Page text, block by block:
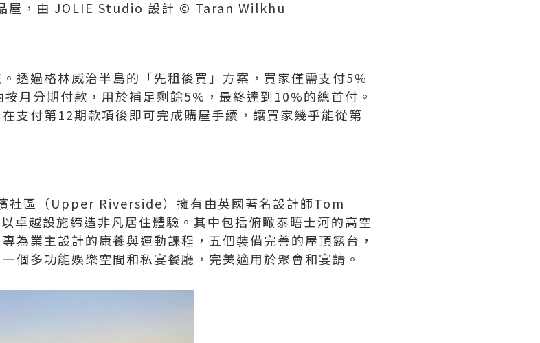
屋，由 JOLIE Studio 設計 © Taran Wilkhu
透過格林威治半島的「先租後買」方案，買家僅需支付5%
月分期付款，用於補足剩餘5%，最終達到10%的總首付。
支付第12期款項後即可完成購屋手續，讓買家幾乎能從第
區（Upper Riverside）擁有由英國著名設計師Tom
卓越設施締造非凡居住體驗。其中包括俯瞰泰晤士河的高空
為業主設計的康養與運動課程，五個裝備完善的屋頂露台，
個多功能娛樂空間和私宴餐廳，完美適用於聚會和宴請。